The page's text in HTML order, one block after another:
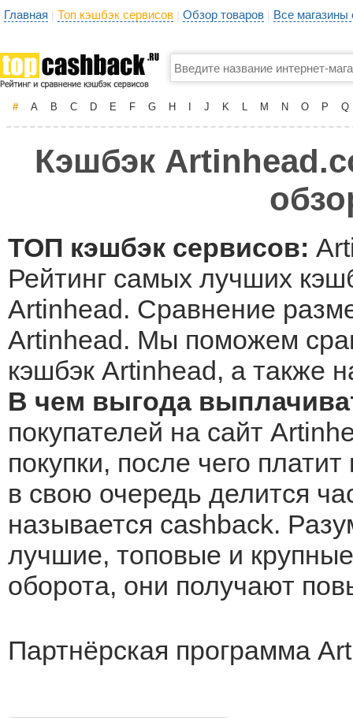
Главная | Топ кэшбэк сервисов | Обзор товаров | Все
# A B C D E F G H J K L M N O P Q
Кэшбэк
ТОП кэшбэк сервисов:
Рейтинг самых лучших
Artinhead. Сравнение
Artinhead. Мы поможем
кэшбэк Artinhead, а также
В чем выгода
покупателей на сайт
покупки, после чего
в свою очередь делится
называется cashback.
лучшие, топовые и
оборота, они получают
Партнёрская программа